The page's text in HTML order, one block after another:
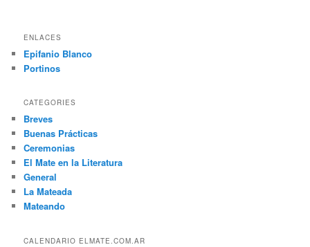
ENLACES
Epifanio Blanco
Portinos
CATEGORIES
Breves
Buenas Prácticas
Ceremonias
El Mate en la Literatura
General
La Mateada
Mateando
CALENDARIO ELMATE.COM.AR